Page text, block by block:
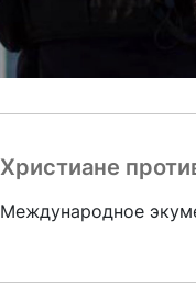
Христиане
Международное